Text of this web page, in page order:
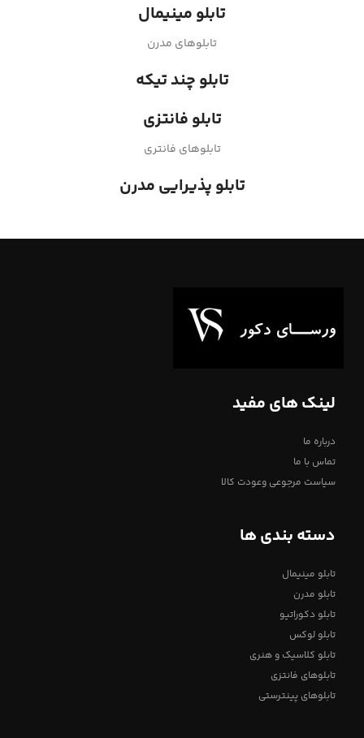
تابلو مینیمال
تابلوهای مدرن
تابلو چند تیکه
تابلو فانتزی
تابلوهای فانتری
تابلو پذیرایی مدرن
لینک های مفید
درباره ما
تماس با ما
سیاست مرجوعی وعودت کالا
دسته بندی ها
تابلو مینیمال
تابلو مدرن
تابلو دکوراتیو
تابلو لوکس
تابلو کلاسیک و هنری
تابلوهای فانتزی
تابلوهای پینترستی